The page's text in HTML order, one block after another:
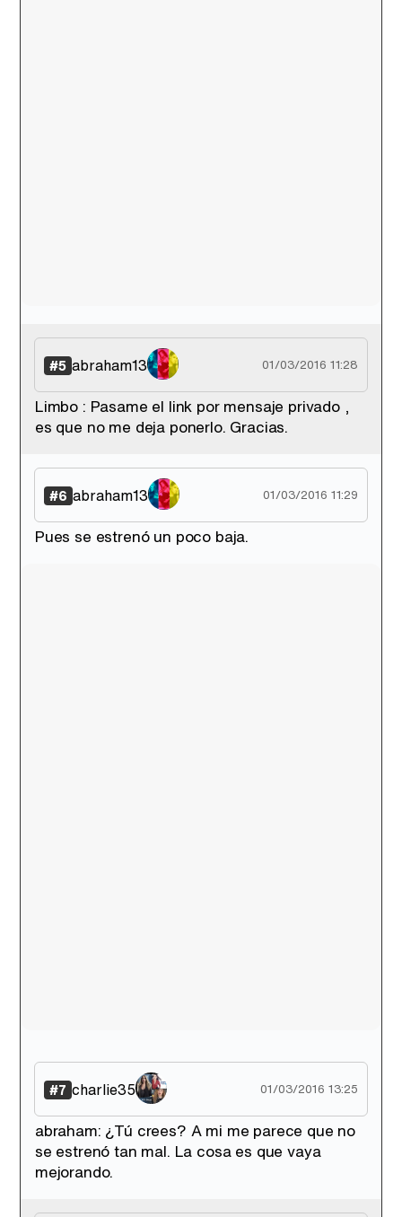
#5 abraham13 01/03/2016 11:28
Limbo : Pasame el link por mensaje privado ,
es que no me deja ponerlo. Gracias.
#6 abraham13 01/03/2016 11:29
Pues se estrenó un poco baja.
#7 charlie35 01/03/2016 13:25
abraham: ¿Tú crees? A mi me parece que no
se estrenó tan mal. La cosa es que vaya
mejorando.